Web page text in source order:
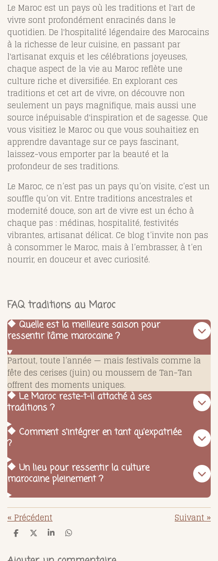
Le Maroc est un pays où les traditions et l'art de
vivre sont profondément enracinés dans le
quotidien. De l'hospitalité légendaire des Marocains
à la richesse de leur cuisine, en passant par
l'artisanat exquis et les célébrations joyeuses,
chaque aspect de la vie au Maroc reflète une
culture riche et diversifiée. En explorant ces
traditions et cet art de vivre, on découvre non
seulement un pays magnifique, mais aussi une
source inépuisable d'inspiration et de sagesse. Que
vous visitiez le Maroc ou que vous souhaitiez en
apprendre davantage sur ce pays fascinant,
laissez-vous emporter par la beauté et la
profondeur de ses traditions.
Le Maroc, ce n’est pas un pays qu’on visite, c’est un
souffle qu’on vit. Entre traditions ancestrales et
modernité douce, son art de vivre est un écho à
chaque pas : médinas, hospitalité, festivités
vibrantes, artisanat délicat. Ce blog t’invite non pas
à consommer le Maroc, mais à l’embrasser, à t’en
nourrir, en douceur et avec curiosité.
FAQ traditions au Maroc
🔶 Quelle est la meilleure saison pour
ressentir l’âme marocaine ?
Partout, toute l’année — mais festivals comme la
fête des cerises (juin) ou moussem de Tan-Tan
offrent des moments uniques.
🔶 Le Maroc reste-t-il attaché à ses
traditions ?
🔶 Comment s’intégrer en tant qu’expatriée
?
🔶 Un lieu pour ressentir la culture
marocaine pleinement ?
«Précédent Suivant»
P P P P